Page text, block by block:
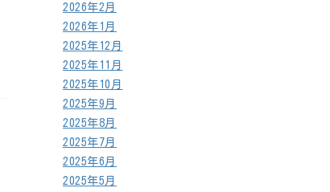
2026年2月
2026年1月
2025年12月
2025年11月
2025年10月
2025年9月
2025年8月
2025年7月
2025年6月
2025年5月